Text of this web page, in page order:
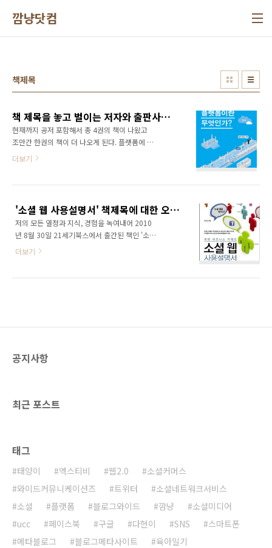
깜냥닷컴
책제목
책 제목을 놓고 벌이는 저자와 출판사의 피할 수 없는 신경전
현재까지 공저 포함해서 총 4권의 책이 나왔고
조만간 한권의 책이 더 나오게 된다. 플랫폼에 대
한 이해와 활용 전략에 대해 아주 쉽게 쓴 책이
인, 직장인들이 꼭 봐야 하는 필독서로써 손색이
없다고 자부한다. 그런데 책 제목을 정하는데 있
어 출판사와 많은 이견이 있었다. 생각해 보면 책
제목을 정할때는 항상 그랬던 것 같다. 출판사는
익분기점을 넘기려 안간힘을 쓴다. 열악한 출판
더보기
'소셜 웹 사용설명서' 책제목에 대한 오해와 진실!
저의 모든 열정과 지식, 경험을 녹여내어 2010
년 8월 30일 21세기북스에서 출간된 책인 '소셜
웹 사용설명서'의 책제목에 대한 의견이 분분합
니다. 아무래도 책 제목을 '소셜 웹 경제학'이라
더보기
공지사항
최근 포스트
태그
태양이 엑스티비 웹2.0
소셜커머스
와이드커뮤니케이션즈
트위터
소셜네트워크서비스
소셜
플랫폼 블로그와이드 깜냥
소셜미디어
ucc
페이스북 구글 다현이 SNS
스마트폰
메타블로그
블로그메타사이트
육아일기